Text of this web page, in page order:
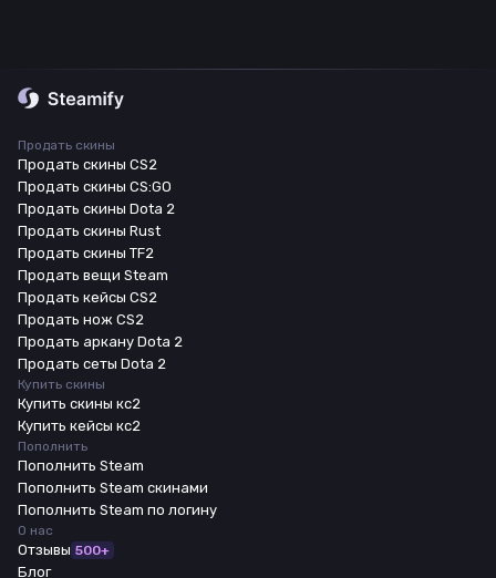
Продать скины
Продать скины CS2
Продать скины CS:GO
Продать скины Dota 2
Продать скины Rust
Продать скины TF2
Продать вещи Steam
Продать кейсы CS2
Продать нож CS2
Продать аркану Dota 2
Продать сеты Dota 2
Купить скины
Купить скины кс2
Купить кейсы кс2
Пополнить
Пополнить Steam
Пополнить Steam скинами
Пополнить Steam по логину
О нас
Отзывы 500+
Блог